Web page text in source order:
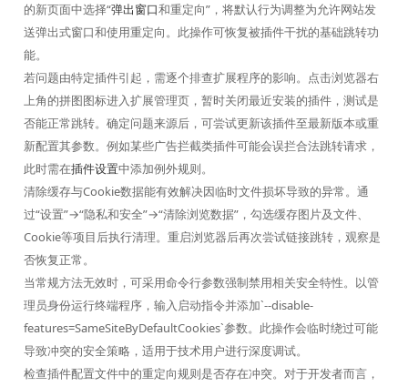
的新页面中选择“弹出窗口和重定向”，将默认行为调整为允许网站发
送弹出式窗口和使用重定向。此操作可恢复被插件干扰的基础跳转功
能。
若问题由特定插件引起，需逐个排查扩展程序的影响。点击浏览器右
上角的拼图图标进入扩展管理页，暂时关闭最近安装的插件，测试是
否能正常跳转。确定问题来源后，可尝试更新该插件至最新版本或重
新配置其参数。例如某些广告拦截类插件可能会误拦合法跳转请求，
此时需在插件设置中添加例外规则。
清除缓存与Cookie数据能有效解决因临时文件损坏导致的异常。通
过“设置”→“隐私和安全”→“清除浏览数据”，勾选缓存图片及文件、
Cookie等项目后执行清理。重启浏览器后再次尝试链接跳转，观察是
否恢复正常。
当常规方法无效时，可采用命令行参数强制禁用相关安全特性。以管
理员身份运行终端程序，输入启动指令并添加`--disable-
features=SameSiteByDefaultCookies`参数。此操作会临时绕过可能
导致冲突的安全策略，适用于技术用户进行深度调试。
检查插件配置文件中的重定向规则是否存在冲突。对于开发者而言，